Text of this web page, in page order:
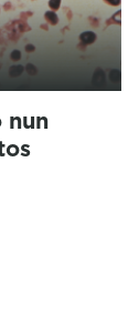
nun